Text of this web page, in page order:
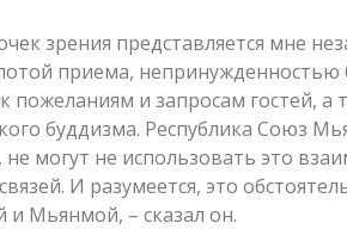
зрения представляется мне
приема,
пожеланиям и запросам гостей, а
буддизма. Республика Союз
могут не использовать это
И разумеется, это
и Мьянмой, – сказал он.